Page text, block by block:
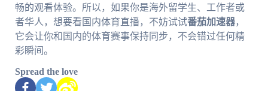
畅的观看体验。所以，如果你是海外留学生、工作者或
者华人，想要看国内体育直播，不妨试试番茄加速器，
它会让你和国内的体育赛事保持同步，不会错过任何精
彩瞬间。
Spread the love